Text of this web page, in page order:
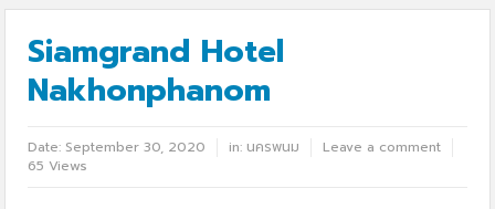
Siamgrand Hotel
Nakhonphanom
Date: September 30, 2020 in: นครพนม
Leave a comment
65 Views